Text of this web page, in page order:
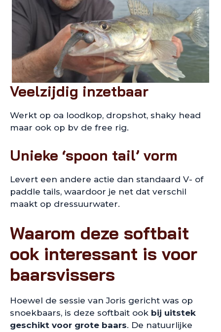
Veelzijdig inzetbaar
Werkt op oa loodkop, dropshot, shaky head
maar ook op bv de free rig.
Unieke ‘spoon tail’ vorm
Levert een andere actie dan standaard V- of
paddle tails, waardoor je net dat verschil
maakt op dressuurwater.
Waarom deze softbait
ook interessant is voor
baarsvissers
Hoewel de sessie van Joris gericht was op
snoekbaars, is deze softbait ook bij uitstek
geschikt voor grote baars. De natuurlijke